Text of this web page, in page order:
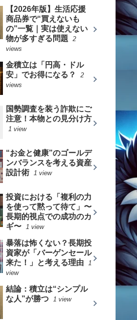
【2026年版】生活応援
商品券で“買えないも
の”一覧｜実は使えない
物が多すぎる問題
2
views
金積立は「円高・ドル
安」でお得になる？
2
views
国勢調査を装う詐欺にご
注意！本物との見分け方
1 view
“お金と健康”のゴールデ
ンバランスを考える資産
設計術
1 view
投資における「複利の力
を使って黙って待て」〜
長期的視点での成功のカ
ギ〜
1 view
暴落は怖くない？長期投
資家が「バーゲンセール
来た！」と考える理由
1
view
結論：積立は“シンプル
な人”が勝つ
1 view